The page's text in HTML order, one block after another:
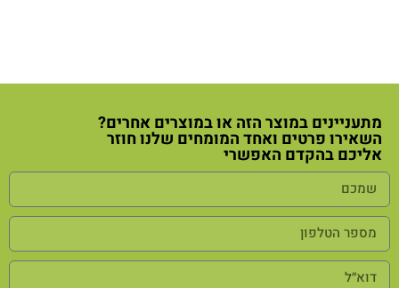
מתעניינים במוצר הזה או במוצרים אחרים?
השאירו פרטים ואחד המומחים שלנו חוזר
אליכם בהקדם האפשרי